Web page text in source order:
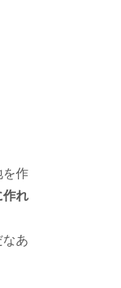
を作
作れ
あ